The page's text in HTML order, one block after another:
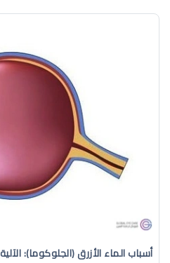
أسباب الماء الأزرق (الجلوكوما):